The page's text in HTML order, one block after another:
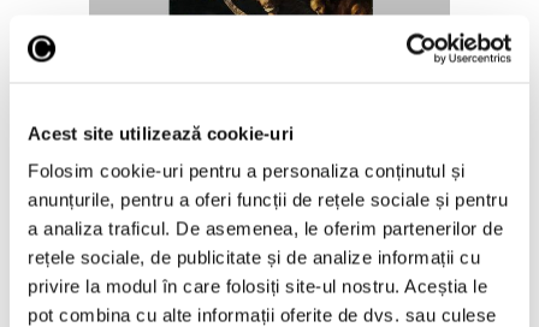
Acest site utilizează cookie-uri
Folosim cookie-uri pentru a personaliza conținutul și
anunțurile, pentru a oferi funcții de rețele sociale și pentru
a analiza traficul. De asemenea, le oferim partenerilor de
rețele sociale, de publicitate și de analize informații cu
privire la modul în care folosiți site-ul nostru. Aceștia le
pot combina cu alte informații oferite de dvs. sau culese
Povestea tabloului de
Caravaggio care ar fi fost furat
de mafia siciliană
2 Iulie 2026